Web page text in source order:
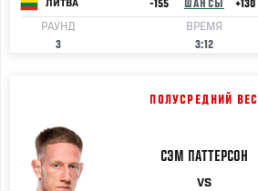
ЛИТВА -155 ШАНСЫ +130
РАУНД
3
ВРЕМЯ
3:12
ПОЛУСРЕДНИЙ ВЕС
СЭМ ПАТТЕРСОН
VS